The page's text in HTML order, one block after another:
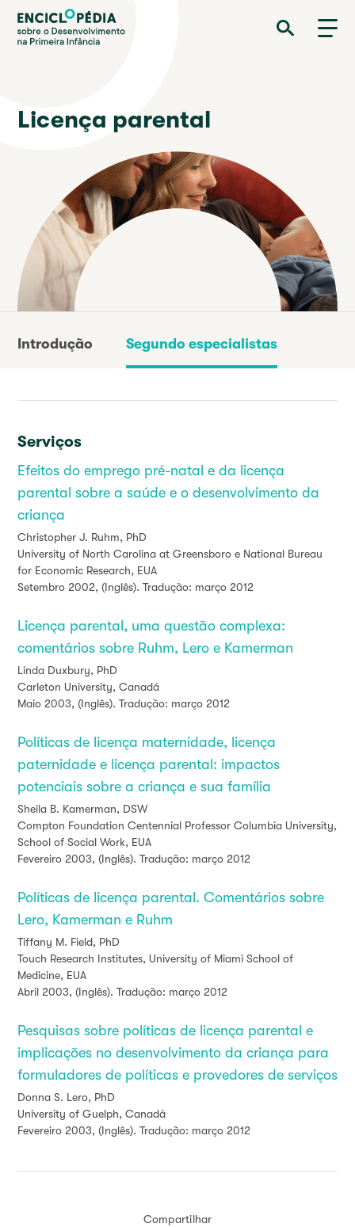
Passar
para
Enciclopédia sobre o Desenvolvimento na Primeira Infância
Licença parental
Introdução Segundo especialistas
Serviços
Efeitos do emprego pré-natal e da licença
parental sobre a saúde e o desenvolvimento da
criança
Christopher J. Ruhm, PhD
University of North Carolina at Greensboro e National Bureau
for Economic Research, EUA
Setembro 2002, (Inglês). Tradução: março 2012
Licença parental, uma questão complexa:
comentários sobre Ruhm, Lero e Kamerman
Linda Duxbury, PhD
Carleton University, Canadá
Maio 2003, (Inglês). Tradução: março 2012
Políticas de licença maternidade, licença
paternidade e licença parental: impactos
potenciais sobre a criança e sua família
Sheila B. Kamerman, DSW
Compton Foundation Centennial Professor Columbia University,
School of Social Work, EUA
Fevereiro 2003, (Inglês). Tradução: março 2012
Políticas de licença parental. Comentários sobre
Lero, Kamerman e Ruhm
Tiffany M. Field, PhD
Touch Research Institutes, University of Miami School of
Medicine, EUA
Abril 2003, (Inglês). Tradução: março 2012
Pesquisas sobre políticas de licença parental e
implicações no desenvolvimento da criança para
formuladores de políticas e provedores de serviços
Donna S. Lero, PhD
University of Guelph, Canadá
Fevereiro 2003, (Inglês). Tradução: março 2012
Compartilhar